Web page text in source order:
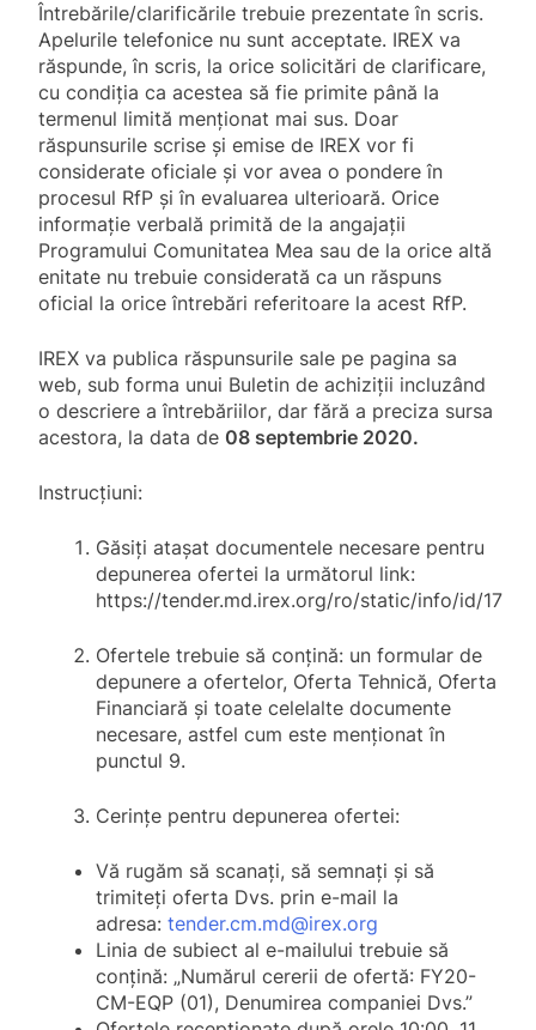
Întrebările/clarificările trebuie prezentate în scris.
Apelurile telefonice nu sunt acceptate. IREX va
răspunde, în scris, la orice solicitări de clarificare,
cu condiția ca acestea să fie primite până la
termenul limită menționat mai sus. Doar
răspunsurile scrise și emise de IREX vor fi
considerate oficiale și vor avea o pondere în
procesul RfP și în evaluarea ulterioară. Orice
informație verbală primită de la angajații
Programului Comunitatea Mea sau de la orice altă
enitate nu trebuie considerată ca un răspuns
oficial la orice întrebări referitoare la acest RfP.
IREX va publica răspunsurile sale pe pagina sa
web, sub forma unui Buletin de achiziții incluzând
o descriere a întrebăriilor, dar fără a preciza sursa
acestora, la data de 08 septembrie 2020.
Instrucțiuni:
Găsiți atașat documentele necesare pentru
depunerea ofertei la următorul link:
https://tender.md.irex.org/ro/static/info/id/17
Ofertele trebuie să conțină: un formular de
depunere a ofertelor, Oferta Tehnică, Oferta
Financiară și toate celelalte documente
necesare, astfel cum este menționat în
punctul 9.
Cerințe pentru depunerea ofertei:
Vă rugăm să scanați, să semnați și să
trimiteți oferta Dvs. prin e-mail la
adresa: tender.cm.md@irex.org
Linia de subiect al e-mailului trebuie să
conțină: „Numărul cererii de ofertă: FY20-
CM-EQP (01), Denumirea companiei Dvs.”